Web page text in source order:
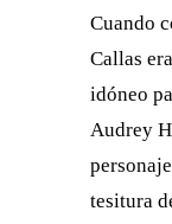
Cuando
Callas
idóneo
Audrey
tesitura